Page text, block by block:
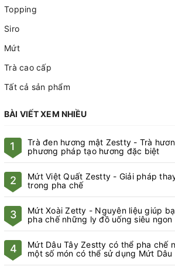
Topping
Siro
Mứt
Trà cao cấp
Tất cả sản phẩm
BÀI VIẾT XEM NHIỀU
1
Trà đen hương mật Zestty - Trà
phương pháp tạo hương đặc biệt
2
Mứt Việt Quất Zestty - Giải pháp
trong pha chế
3
Mứt Xoài Zetty - Nguyên liệu giúp
pha chế những ly đồ uống siêu ngon
4
Mứt Dâu Tây Zestty có thể pha chế
một số món có thể sử dụng Mứt